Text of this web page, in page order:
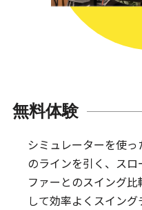
無料体験
シミュレーターを使
のラインを引く、ス
ファーとのスイング
して効率よくスイン